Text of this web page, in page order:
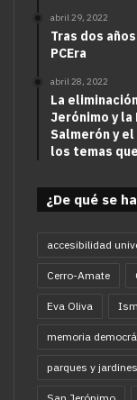
abril 29, 2022
Tras dos
PCEra
abril 28, 2022
La
Jerónimo y
Salmerón y
los temas
¿De qué se
accesibilidad
Cerro-Amate
Eva Oliva
memoria
parques y jardines